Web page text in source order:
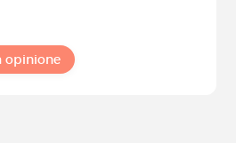
opinione